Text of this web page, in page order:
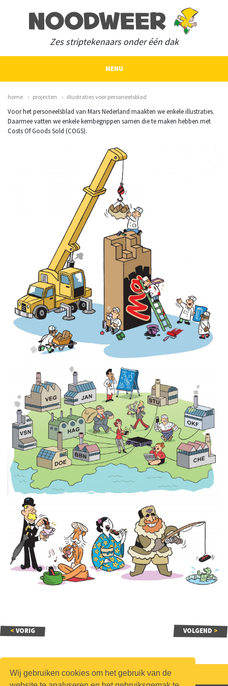
Wij gebruiken cookies om het gebruik van de
Zes striptekenaars onder één dak
MENU
home projecten illustraties voor personeelsblad
Voor het personeelsblad van Mars Nederland maakten we enkele illustraties.
Daarmee vatten we enkele kernbegrippen samen die te maken hebben met
Costs Of Goods Sold (COGS).
< VORIG VOLGEND >
Volg,mail of bel ons!024 - 356 48 25